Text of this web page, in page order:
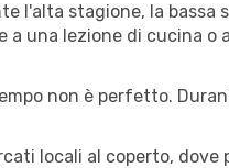
l'alta stagione, la bassa
una lezione di cucina o
non è perfetto.
locali al coperto, dove